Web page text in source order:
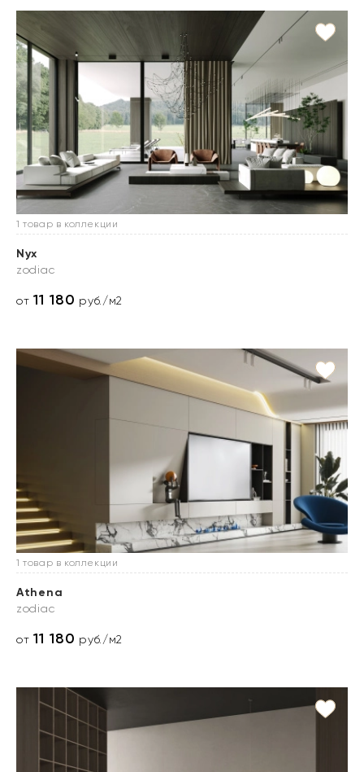
1 товар в коллекции
Nyx
zodiac
от11 180 руб./м2
1 товар в коллекции
Athena
zodiac
от11 180 руб./м2